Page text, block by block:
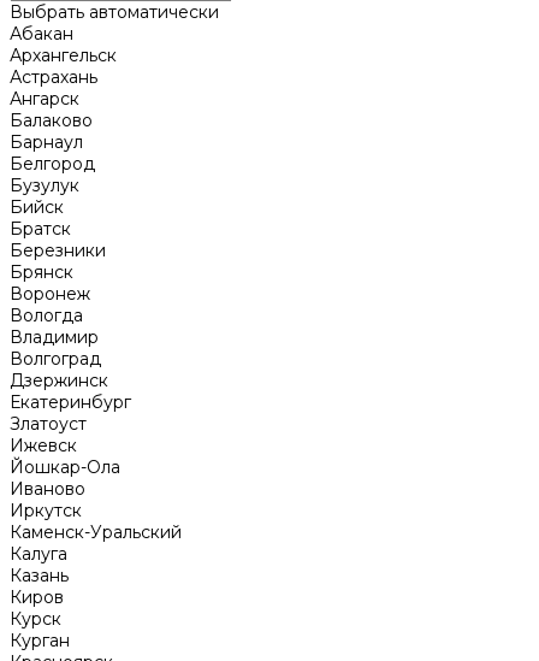
Выбрать автоматически
Абакан
Архангельск
Астрахань
Ангарск
Балаково
Барнаул
Белгород
Бузулук
Бийск
Братск
Березники
Брянск
Воронеж
Вологда
Владимир
Волгоград
Дзержинск
Екатеринбург
Златоуст
Ижевск
Йошкар-Ола
Иваново
Иркутск
Каменск-Уральский
Калуга
Казань
Киров
Курск
Курган